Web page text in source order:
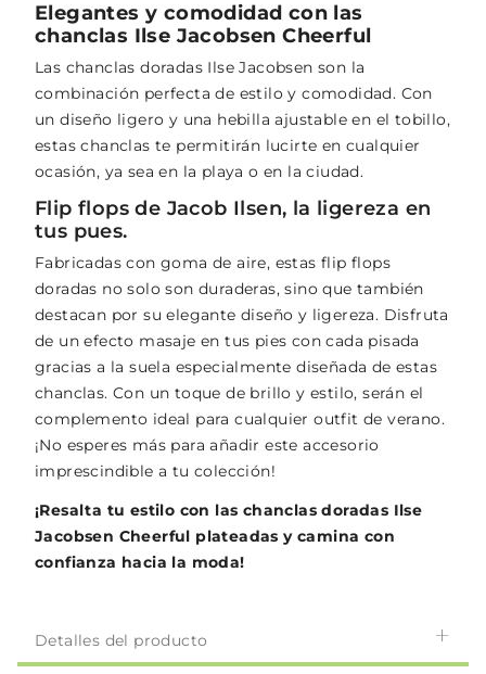
Elegantes y comodidad con las
chanclas Ilse Jacobsen Cheerful
Las chanclas doradas Ilse Jacobsen son la
combinación perfecta de estilo y comodidad. Con
un diseño ligero y una hebilla ajustable en el tobillo,
estas chanclas te permitirán lucirte en cualquier
ocasión, ya sea en la playa o en la ciudad.
Flip flops de Jacob Ilsen, la ligereza en
tus pues.
Fabricadas con goma de aire, estas flip flops
doradas no solo son duraderas, sino que también
destacan por su elegante diseño y ligereza. Disfruta
de un efecto masaje en tus pies con cada pisada
gracias a la suela especialmente diseñada de estas
chanclas. Con un toque de brillo y estilo, serán el
complemento ideal para cualquier outfit de verano.
¡No esperes más para añadir este accesorio
imprescindible a tu colección!
¡Resalta tu estilo con las chanclas doradas Ilse
Jacobsen Cheerful plateadas y camina con
confianza hacia la moda!
Detalles del producto